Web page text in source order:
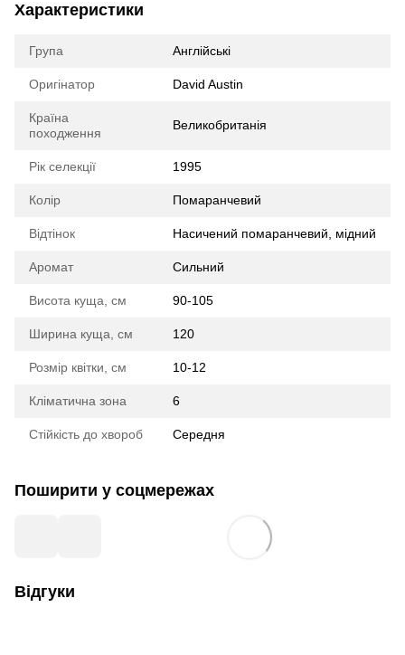
Характеристики
Група Англійські
Оригінатор David Austin
Країна
походження
Великобританія
Рік селекції 1995
Колір Помаранчевий
Відтінок Насичений помаранчевий, мідний
Аромат Сильний
Висота куща, см 90-105
Ширина куща, см 120
Розмір квітки, см 10-12
Кліматична зона 6
Стійкість до хвороб Середня
Поширити у соцмережах
Відгуки